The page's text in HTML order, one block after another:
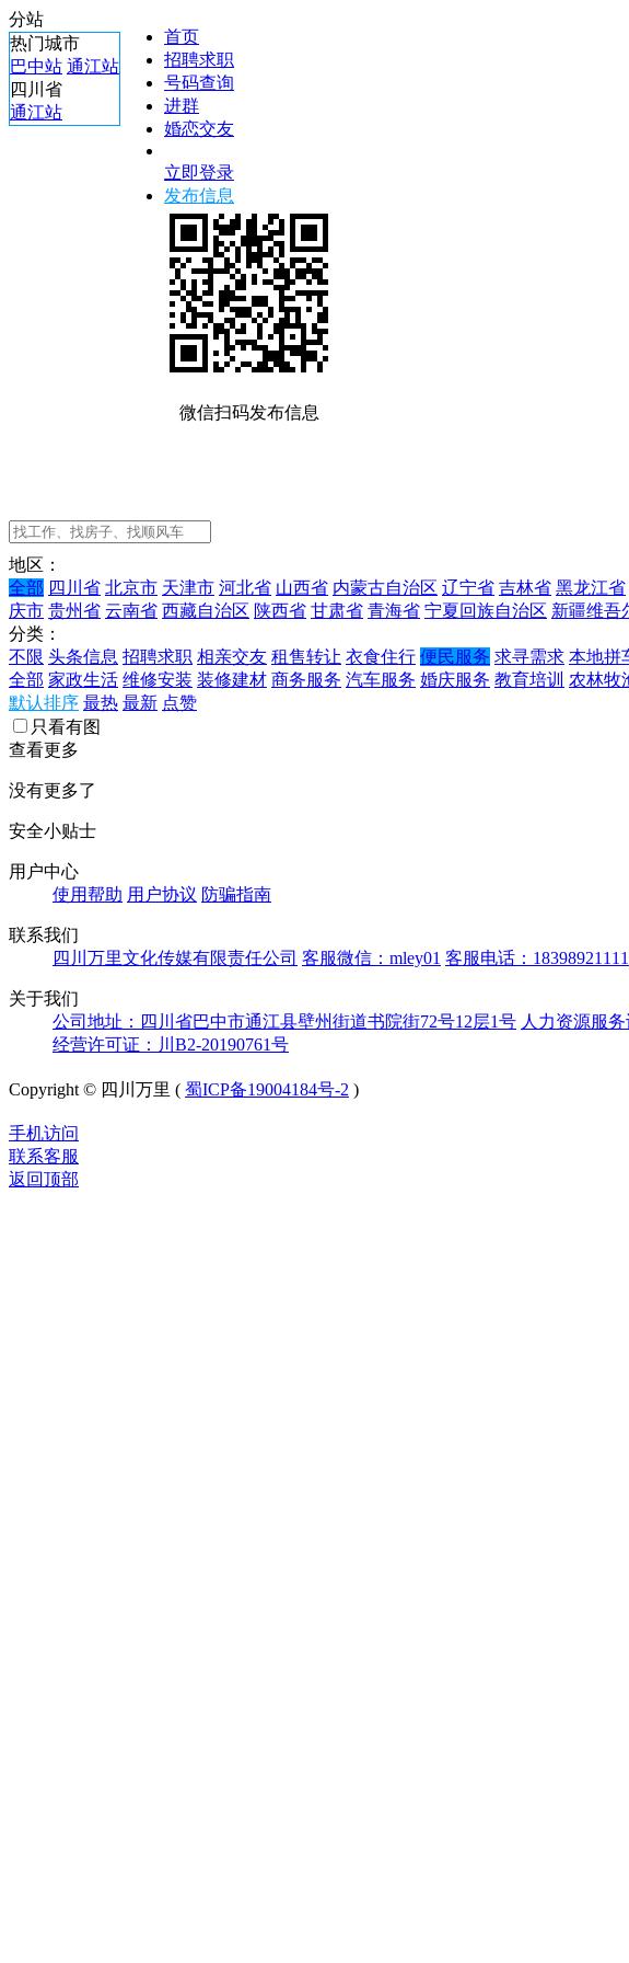
分站
热门城市
巴中站 通江站
四川省
通江站
首页
招聘求职
号码查询
进群
婚恋交友
立即登录
发布信息
微信扫码发布信息
地区：
全部 四川省 北京市 天津市 河北省 山西省 内蒙古自治区 辽宁省 吉林省 黑龙江省
庆市 贵州省 云南省 西藏自治区 陕西省 甘肃省 青海省 宁夏回族自治区 新疆维吾
分类：
不限 头条信息 招聘求职 相亲交友 租售转让 衣食住行 便民服务 求寻需求 本地拼
全部 家政生活 维修安装 装修建材 商务服务 汽车服务 婚庆服务 教育培训 农林牧
默认排序 最热 最新 点赞
只看有图
查看更多
没有更多了
安全小贴士
用户中心
使用帮助 用户协议 防骗指南
联系我们
四川万里文化传媒有限责任公司 客服微信：mley01 客服电话：18398921111
关于我们
公司地址：四川省巴中市通江县壁州街道书院街72号12层1号 人力资源服
经营许可证：川B2-20190761号
Copyright © 四川万里 ( 蜀ICP备19004184号-2 )
手机访问
联系客服
返回顶部